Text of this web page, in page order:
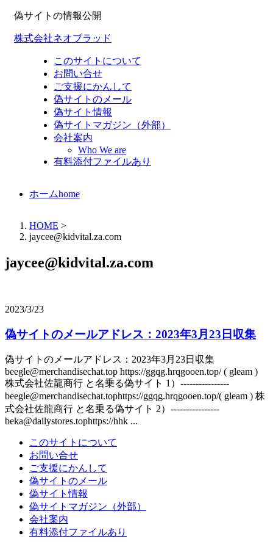
偽サイトの情報公開
株式会社ネオブラッド
このサイトについて
お問い合せ
ご支援にかんして
偽サイトのメール
偽サイト情報
偽サイトマガジン（外部）
会社案内
Who We are
有料添付ファイルあり
ホームhome
HOME >
jaycee@kidvital.za.com
jaycee@kidvital.za.com
2023/3/23
偽サイトのメールアドレス：2023年3月23日収集
偽サイトのメールアドレス：2023年3月23日収集
beegle@merchandisechat.top https://ggqg.hrqgooen.top/ ( gleam )
株式会社佐龍商行 と名乗る偽サイト 1）----------------
beegle@merchandisechat.tophttps://ggqg.hrqgooen.top/( gleam ) 株
式会社佐龍商行 と名乗る偽サイト 2）----------------
beka@dailystores.tophttps://hhk ...
このサイトについて
お問い合せ
ご支援にかんして
偽サイトのメール
偽サイト情報
偽サイトマガジン（外部）
会社案内
有料添付ファイルあり